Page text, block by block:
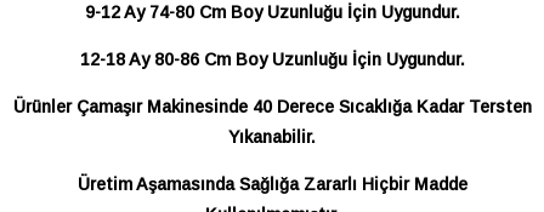
9-12 Ay 74-80 Cm Boy Uzunluğu İçin Uygundur.
12-18 Ay 80-86 Cm Boy Uzunluğu İçin Uygundur.
Ürünler Çamaşır Makinesinde 40 Derece Sıcaklığa Kadar Tersten
Yıkanabilir.
Üretim Aşamasında Sağlığa Zararlı Hiçbir Madde